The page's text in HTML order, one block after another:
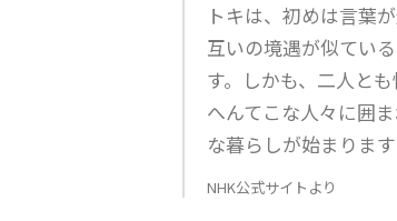
トキは、初めは言葉
互いの境遇が似てい
す。しかも、二人と
へんてこな人々に囲
な暮らしが始まります
NHK公式サイトより